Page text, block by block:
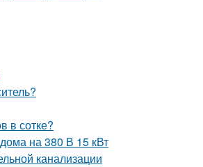
в сотке?
на 380 В 15 кВт
канализации